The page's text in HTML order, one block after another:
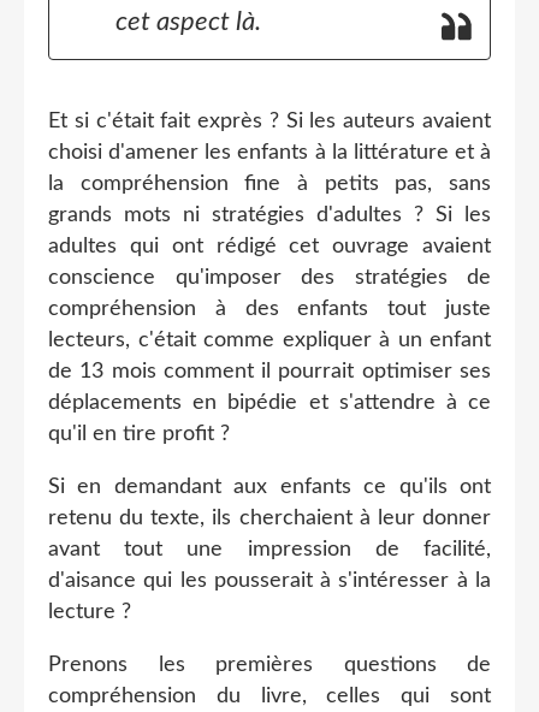
cet aspect là.
Et si c'était fait exprès ? Si les auteurs avaient
choisi d'amener les enfants à la littérature et à
la compréhension fine à petits pas, sans
grands mots ni stratégies d'adultes ? Si les
adultes qui ont rédigé cet ouvrage avaient
conscience qu'imposer des stratégies de
compréhension à des enfants tout juste
lecteurs, c'était comme expliquer à un enfant
de 13 mois comment il pourrait optimiser ses
déplacements en bipédie et s'attendre à ce
qu'il en tire profit ?
Si en demandant aux enfants ce qu'ils ont
retenu du texte, ils cherchaient à leur donner
avant tout une impression de facilité,
d'aisance qui les pousserait à s'intéresser à la
lecture ?
Prenons les premières questions de
compréhension du livre, celles qui sont